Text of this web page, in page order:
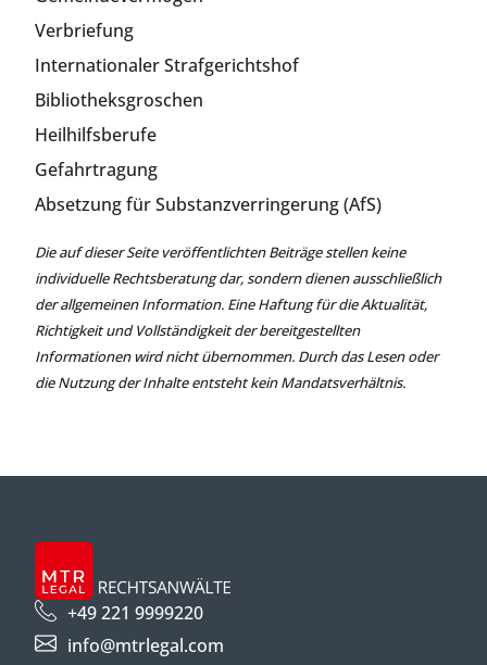
Verbriefung
Internationaler Strafgerichtshof
Bibliotheksgroschen
Heilhilfsberufe
Gefahrtragung
Absetzung für Substanzverringerung (AfS)
Die auf dieser Seite veröffentlichten Beiträge stellen keine
individuelle Rechtsberatung dar, sondern dienen ausschließlich
der allgemeinen Information. Eine Haftung für die Aktualität,
Richtigkeit und Vollständigkeit der bereitgestellten
Informationen wird nicht übernommen. Durch das Lesen oder
die Nutzung der Inhalte entsteht kein Mandatsverhältnis.
+49 221 9999220
info@mtrlegal.com